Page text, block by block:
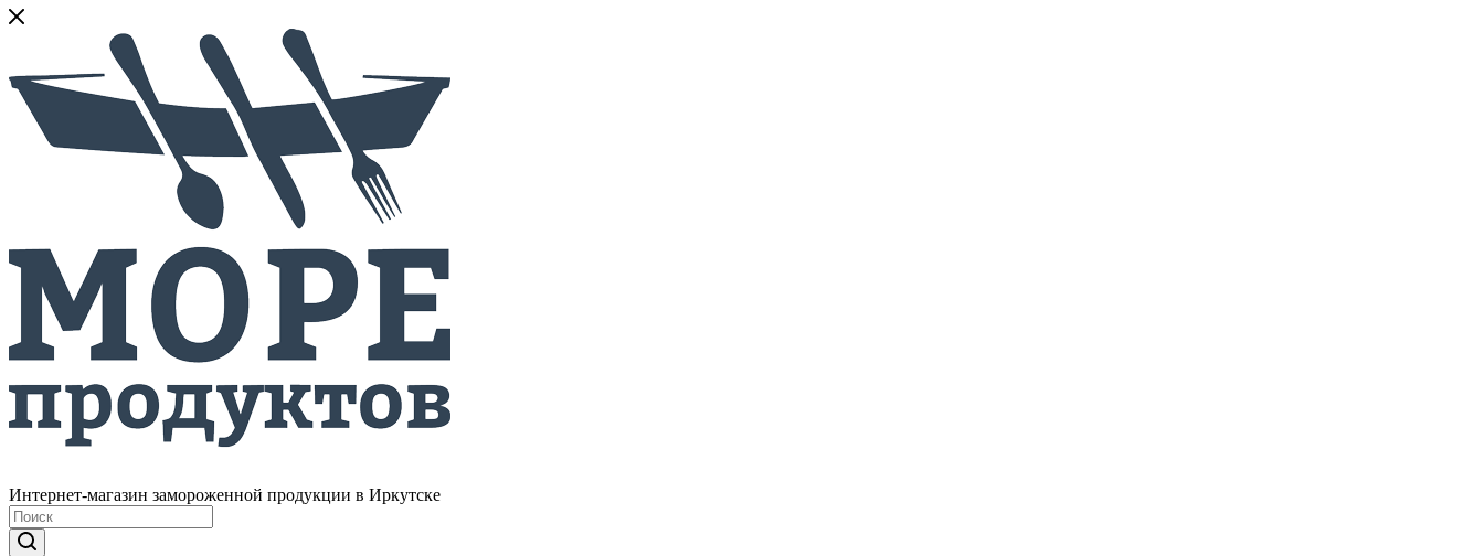
Интернет-магазин замороженной продукции в Иркутске